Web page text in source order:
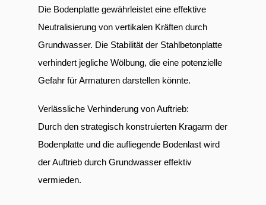
Die Bodenplatte gewährleistet eine effektive
Neutralisierung von vertikalen Kräften durch
Grundwasser. Die Stabilität der Stahlbetonplatte
verhindert jegliche Wölbung, die eine potenzielle
Gefahr für Armaturen darstellen könnte.
Verlässliche Verhinderung von Auftrieb:
Durch den strategisch konstruierten Kragarm der
Bodenplatte und die aufliegende Bodenlast wird
der Auftrieb durch Grundwasser effektiv
vermieden.